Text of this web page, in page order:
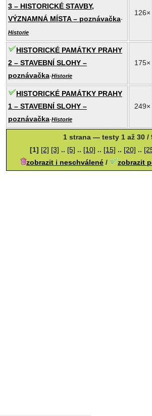
3 – HISTORICKÉ STAVBY,
VÝZNAMNÁ MÍSTA – poznávačka-
Historie
126×
HISTORICKÉ PAMÁTKY PRAHY
2 – STAVEBNÍ SLOHY –
poznávačka-Historie
175×
HISTORICKÉ PAMÁTKY PRAHY
1 – STAVEBNÍ SLOHY –
poznávačka-Historie
249×
1 strana — testy 1 až 30 /
[1] [2] [3] .. [5] .. [10] .. [15] .. [20] ..
zobrazit i neschválené / zobrazit